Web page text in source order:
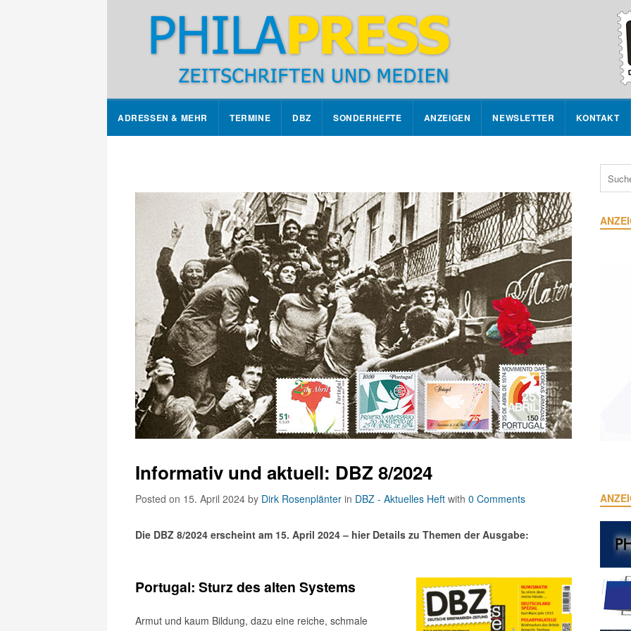
ADRESSEN & MEHR TERMINE DBZ SONDERHEFTE ANZEIGEN NEWSLETTER KONTAKT
Informativ und aktuell: DBZ 8/2024
Posted on 15. April 2024 by Dirk Rosenplänter in DBZ - Aktuelles Heft with 0 Comments
Die DBZ 8/2024 erscheint am 15. April 2024 – hier Details zu Themen der Ausgabe:
Portugal: Sturz des alten Systems
Armut und kaum Bildung, dazu eine reiche, schmale